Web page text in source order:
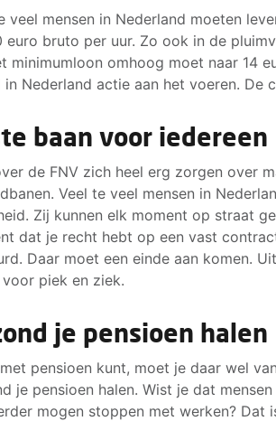
veel mensen in Nederland moeten
euro bruto per uur. Zo ook in de
minimumloon omhoog moet naar 14
in Nederland actie aan het voeren. De
baan voor iedereen
de FNV zich heel erg zorgen over
Veel te veel mensen in
Zij kunnen elk moment op straat
dat je recht hebt op een vast
Daar moet een einde aan komen.
voor piek en ziek.
je pensioen halen
pensioen kunt, moet je daar wel
je pensioen halen. Wist je dat
mogen stoppen met werken? Dat